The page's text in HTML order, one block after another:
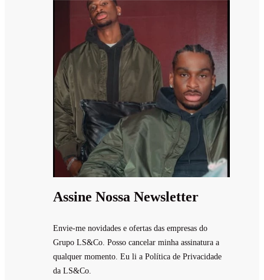
Assine Nossa Newsletter
Envie-me novidades e ofertas das empresas do
Grupo LS&Co. Posso cancelar minha assinatura a
qualquer momento. Eu li a Política de Privacidade
da LS&Co.